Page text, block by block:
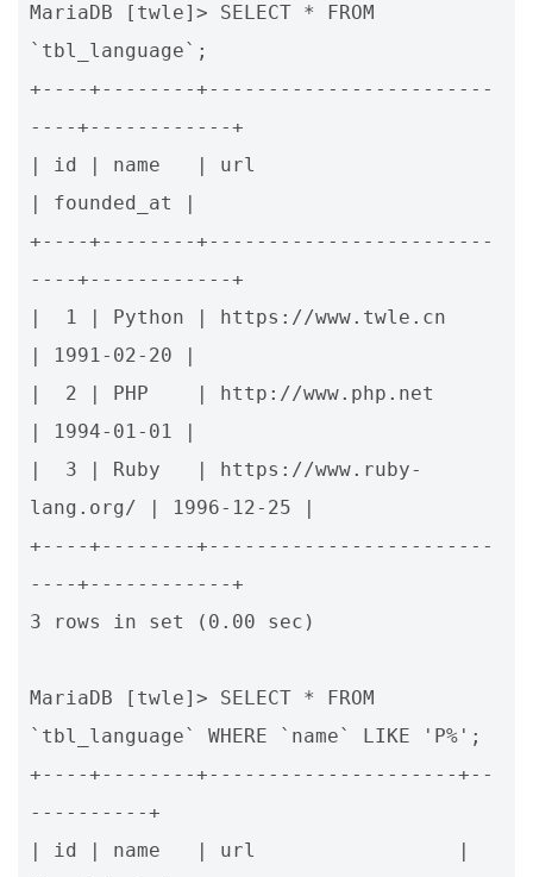
MariaDB [twle]> SELECT * FROM
`tbl_language`;
+----+--------+------------------------
----+------------+
| id | name   | url
| founded_at |
+----+--------+------------------------
----+------------+
|  1 | Python | https://www.twle.cn
| 1991-02-20 |
|  2 | PHP    | http://www.php.net
| 1994-01-01 |
|  3 | Ruby   | https://www.ruby-
lang.org/ | 1996-12-25 |
+----+--------+------------------------
----+------------+
3 rows in set (0.00 sec)
MariaDB [twle]> SELECT * FROM
`tbl_language` WHERE `name` LIKE 'P%';
+----+--------+---------------------+--
----------+
| id | name   | url                 |